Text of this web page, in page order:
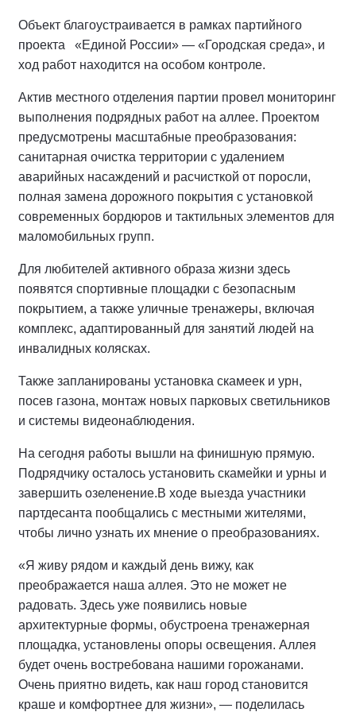
Объект благоустраивается в рамках партийного
проекта «Единой России» — «Городская среда», и
ход работ находится на особом контроле.
Актив местного отделения партии провел мониторинг
выполнения подрядных работ на аллее. Проектом
предусмотрены масштабные преобразования:
санитарная очистка территории с удалением
аварийных насаждений и расчисткой от поросли,
полная замена дорожного покрытия с установкой
современных бордюров и тактильных элементов для
маломобильных групп.
Для любителей активного образа жизни здесь
появятся спортивные площадки с безопасным
покрытием, а также уличные тренажеры, включая
комплекс, адаптированный для занятий людей на
инвалидных колясках.
Также запланированы установка скамеек и урн,
посев газона, монтаж новых парковых светильников
и системы видеонаблюдения.
На сегодня работы вышли на финишную прямую.
Подрядчику осталось установить скамейки и урны и
завершить озеленение.В ходе выезда участники
партдесанта пообщались с местными жителями,
чтобы лично узнать их мнение о преобразованиях.
«Я живу рядом и каждый день вижу, как
преображается наша аллея. Это не может не
радовать. Здесь уже появились новые
архитектурные формы, обустроена тренажерная
площадка, установлены опоры освещения. Аллея
будет очень востребована нашими горожанами.
Очень приятно видеть, как наш город становится
краше и комфортнее для жизни», — поделилась